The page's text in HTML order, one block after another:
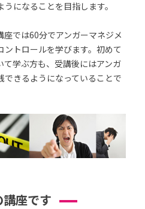
になることを目指します。
では60分でアンガーマネジメ
ントロールを学びます。初めて
て学ぶ方も、受講後にはアンガ
できるようになっていることで
座です